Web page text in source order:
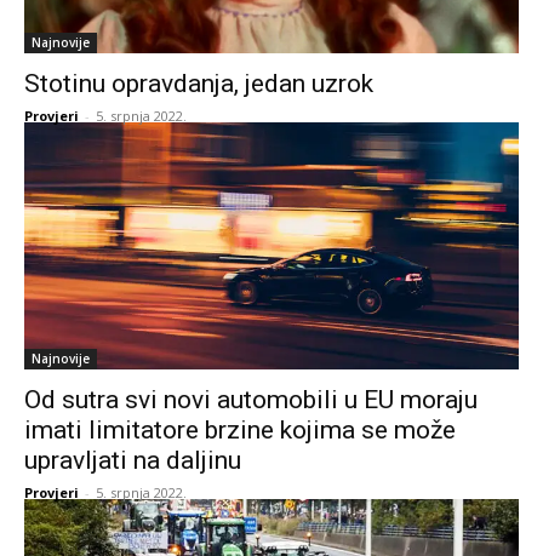
Najnovije
Stotinu opravdanja, jedan uzrok
Provjeri - 5. srpnja 2022.
Najnovije
Od sutra svi novi automobili u EU moraju
imati limitatore brzine kojima se može
upravljati na daljinu
Provjeri - 5. srpnja 2022.